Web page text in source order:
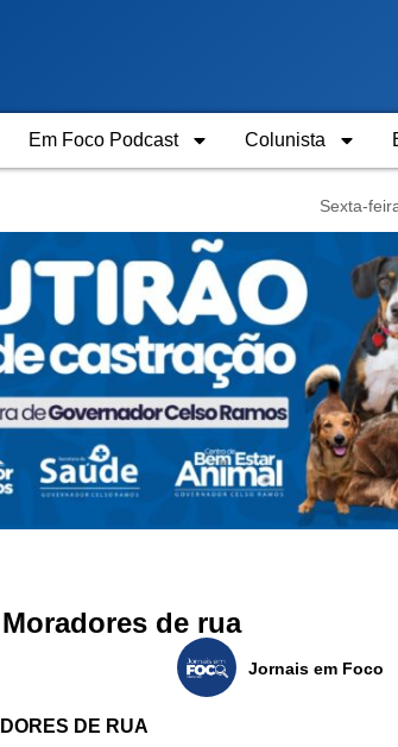
Em Foco Podcast Colunista
Sexta-
de rua
Jornais em Foco
DE RUA